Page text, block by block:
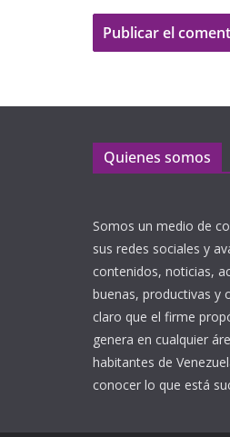
Quienes somos
Somos un medio de
sus redes sociales y
contenidos, noticias,
buenas, productivas y
claro que el firme
genera en cualquier
habitantes de
conocer lo que está